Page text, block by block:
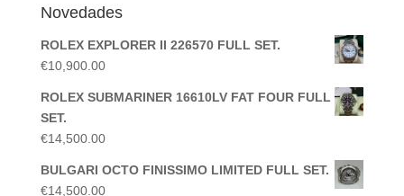
Novedades
ROLEX EXPLORER II 226570 FULL SET.
€10,900.00
ROLEX SUBMARINER 16610LV FAT FOUR FULL
SET.
€14,500.00
BULGARI OCTO FINISSIMO LIMITED FULL SET.
€14,500.00